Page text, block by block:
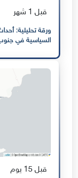
قبل 1 شهر
ورقة تحليلية:
السياسية في
قبل 15 يوم